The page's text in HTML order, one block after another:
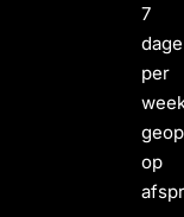
7
per
op